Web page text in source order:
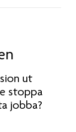
ut
stoppa
jobba?